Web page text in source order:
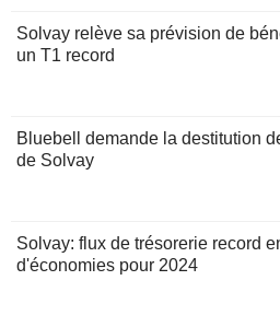
Solvay relève sa prévision de
un T1 record
Bluebell demande la destitution
de Solvay
Solvay: flux de trésorerie record
d'économies pour 2024